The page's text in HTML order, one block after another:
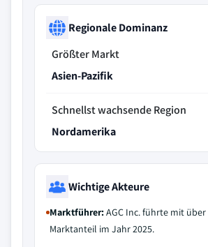
Regionale Dominanz
Größter Markt
Asien-Pazifik
Schnellst wachsende Region
Nordamerika
Wichtige Akteure
Marktführer:AGC Inc. führte mit über
Marktanteil im Jahr 2025.